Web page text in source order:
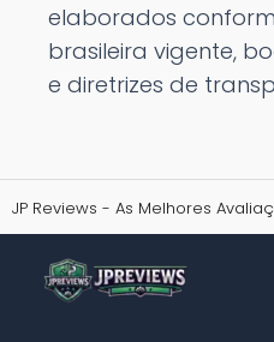
elaborados
brasileira vigente,
e diretrizes de
JP Reviews - As Melhores